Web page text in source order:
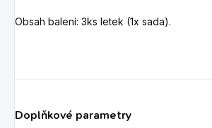
Obsah balení: 3ks letek (1x sada).
Doplňkové parametry